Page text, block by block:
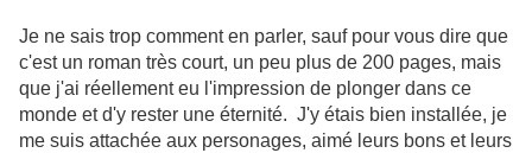
Je ne sais trop comment en parler, sauf pour vous dire que
c'est un roman très court, un peu plus de 200 pages, mais
que j'ai réellement eu l'impression de plonger dans ce
monde et d'y rester une éternité. J'y étais bien installée, je
me suis attachée aux personages, aimé leurs bons et leurs